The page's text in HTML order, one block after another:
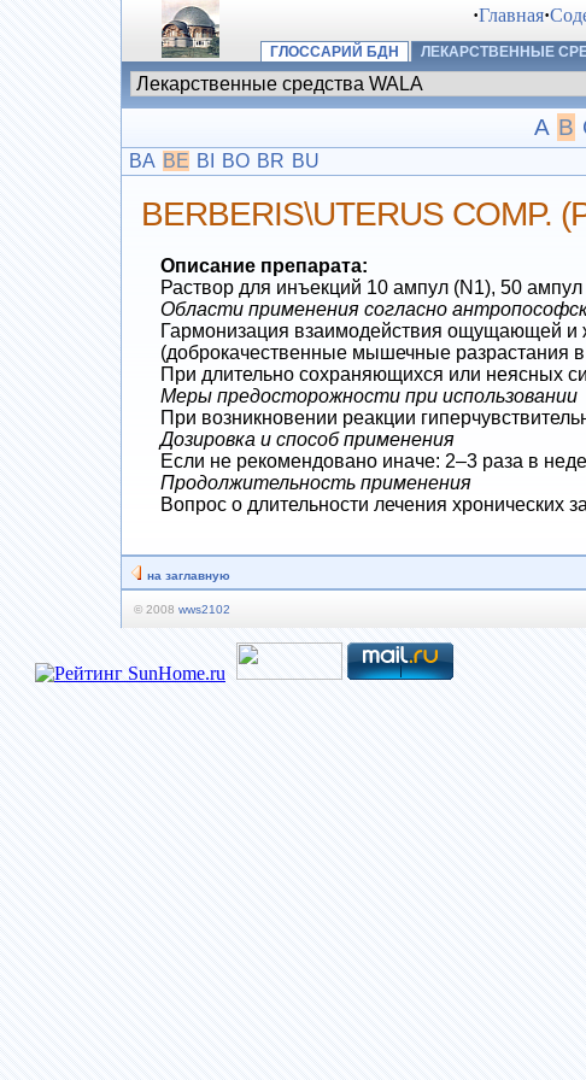
·Главная·
ГЛОССАРИЙ БДН
ЛЕКАРСТВЕННЫЕ
A B
BA BE BI BO BR BU
BERBERIS\UTERUS COMP.
Описание препарата:
Раствор для инъекций 10 ампул (N1), 50
Области применения согласно
Гармонизация взаимодействия ощущающей и
(доброкачественные мышечные разрастания в
При длительно сохраняющихся или неясных
Меры предосторожности при использовании
При возникновении реакции
Дозировка и способ применения
Если не рекомендовано иначе: 2–3 раза в
Продолжительность применения
Вопрос о длительности лечения хронических
на заглавную
© 2008 wws2102